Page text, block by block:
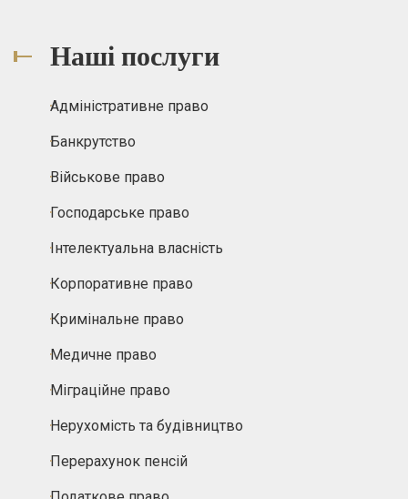
Наші послуги
Адміністративне право
Банкрутство
Військове право
Господарське право
Інтелектуальна власність
Корпоративне право
Кримінальне право
Медичне право
Міграційне право
Нерухомість та будівництво
Перерахунок пенсій